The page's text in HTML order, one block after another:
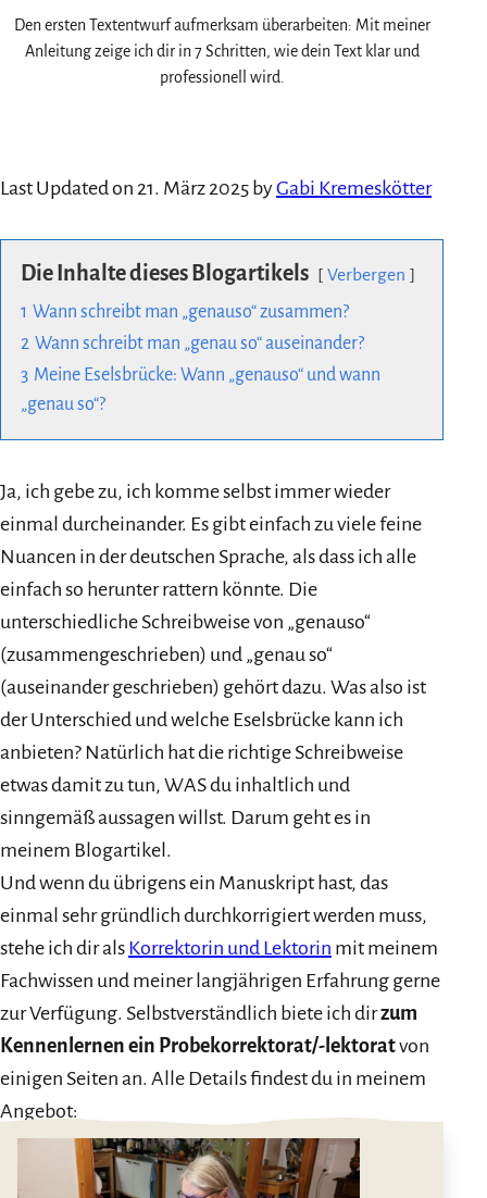
Den ersten Textentwurf aufmerksam überarbeiten: Mit meiner
Anleitung zeige ich dir in 7 Schritten, wie dein Text klar und
professionell wird.
Last Updated on 21. März 2025 byGabi Kremeskötter
Die Inhalte dieses Blogartikels
Verbergen
1 Wann schreibt man „genauso“ zusammen?
2 Wann schreibt man „genau so“ auseinander?
3 Meine Eselsbrücke: Wann „genauso“ und wann
„genau so“?
Ja, ich gebe zu, ich komme selbst immer wieder
einmal durcheinander. Es gibt einfach zu viele feine
Nuancen in der deutschen Sprache, als dass ich alle
einfach so herunter rattern könnte. Die
unterschiedliche Schreibweise von „genauso“
(zusammengeschrieben) und „genau so“
(auseinander geschrieben) gehört dazu. Was also ist
der Unterschied und welche Eselsbrücke kann ich
anbieten? Natürlich hat die richtige Schreibweise
etwas damit zu tun, WAS du inhaltlich und
sinngemäß aussagen willst. Darum geht es in
meinem Blogartikel.
Und wenn du übrigens ein Manuskript hast, das
einmal sehr gründlich durchkorrigiert werden muss,
stehe ich dir als Korrektorin und Lektorin mit meinem
Fachwissen und meiner langjährigen Erfahrung gerne
zur Verfügung. Selbstverständlich biete ich dirzum
Kennenlernen ein Probekorrektorat/-lektoratvon
einigen Seiten an. Alle Details findest du in meinem
Angebot: